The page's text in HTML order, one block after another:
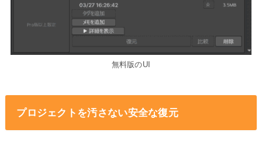
無料版のUI
プロジェクトを汚さない安全な復元